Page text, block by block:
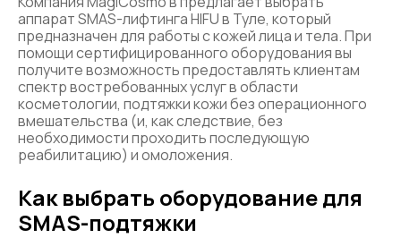
аппарат SMAS-лифтинга HIFU в Туле, который
предназначен для работы с кожей лица и тела. При
помощи сертифицированного оборудования вы
получите возможность предоставлять клиентам
спектр востребованных услуг в области
косметологии, подтяжки кожи без операционного
вмешательства (и, как следствие, без
необходимости проходить последующую
реабилитацию) и омоложения.
Как выбрать оборудование для
SMAS-подтяжки